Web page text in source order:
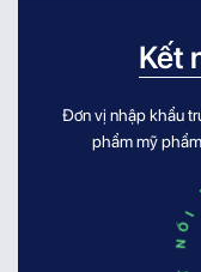
Kết
Đơn vị nhập khẩu
phẩm mỹ